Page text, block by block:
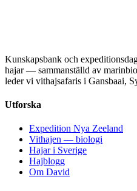
Kunskapsbank och
hajar — sammanställd av
leder vi vithajsafaris i Gansbaai,
Utforska
Expedition Nya Zeeland
Vithajen — biologi
Hajar i Sverige
Hajblogg
Om David